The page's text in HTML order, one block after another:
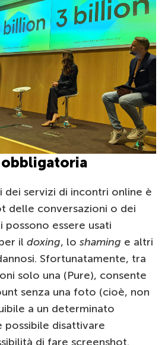
dei servizi di incontri online è
delle conversazioni o dei
essere usati
il doxing, lo shaming e altri
Sfortunatamente, tra
solo una (Pure), consente
senza una foto (cioè, non
a un determinato
disattivare
di fare screenshot.